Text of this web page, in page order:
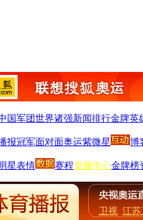
国军团世界诸强新闻排行金牌英
报冠军面对面奥运紫微星 博
星表情 赛程直播中心金牌榜
卫视 江